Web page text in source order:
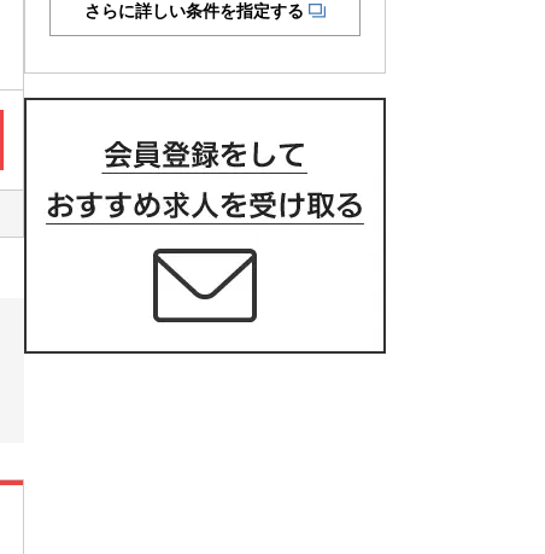
さらに詳しい条件を指定する